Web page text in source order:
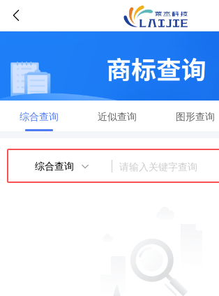
综合查询 近似查询 图形查询
综合查询